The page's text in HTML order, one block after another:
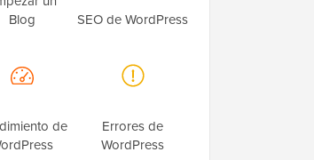
Blog
SEO de WordPress
de
Errores de
WordPress